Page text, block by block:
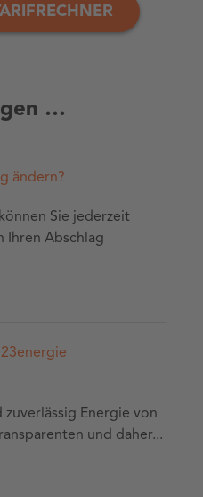
…
ändern?
Sie jederzeit
Ihren Abschlag
Energie von
und daher...